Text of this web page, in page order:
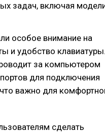
задач, включая
особое внимание на
и удобство
за компьютером
для подключения
важно для
сделать